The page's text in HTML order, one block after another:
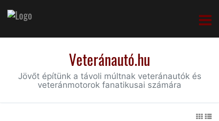
Veteránautó.hu
Jövőt építünk a távoli múltnak veteránautók és
veteránmotorok fanatikusai számára